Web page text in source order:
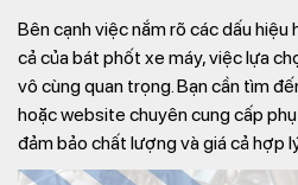
Bên cạnh việc nắm rõ các dấu hiệu
cả của bát phốt xe máy, việc lựa
vô cùng quan trọng. Bạn cần tìm
hoặc website chuyên cung cấp
đảm bảo chất lượng và giá cả hợp